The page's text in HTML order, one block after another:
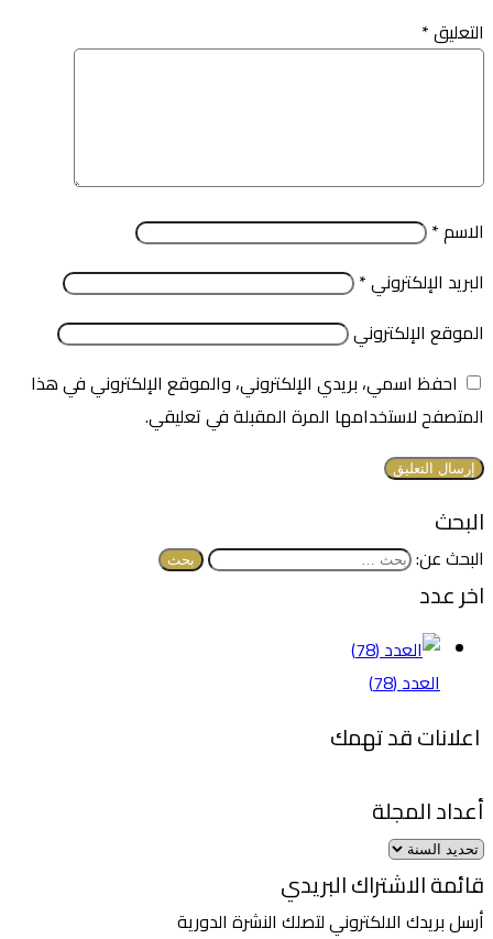
التعليق*
الاسم*
البريد الإلكتروني*
الموقع الإلكتروني
احفظ اسمي، بريدي الإلكتروني، والموقع الإلكتروني في هذا
المتصفح لاستخدامها المرة المقبلة في تعليقي.
البحث
البحث عن:
اخر عدد
العدد (78)
اعلانات قد تهمك
أعداد المجلة
قائمة الاشتراك البريدي
أرسل بريدك الالكتروني لتصلك النشرة الدورية